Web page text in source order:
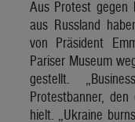
Aus Protest gegen
aus Russland
von Präsident
Pariser Museum
gestellt.
Protestbanner,
hielt. „Ukraine